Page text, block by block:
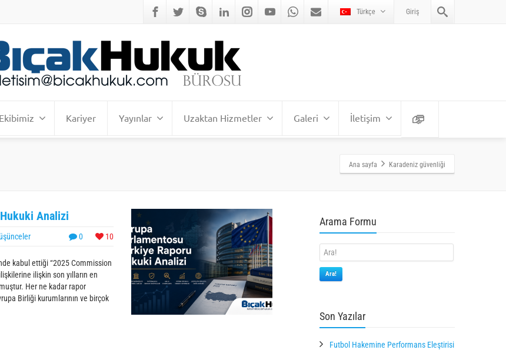
Türkçe Giriş
Ekibimiz Kariyer Yayınlar Uzaktan Hizmetler Galeri İletişim
Ana sayfa Karadeniz güvenliği
Analizi
0 10
kabul ettiği “2025 Commission
ilişkin son yılların en
Her ne kadar rapor
Birliği kurumlarının ve birçok
Arama Formu
Ara!
Son Yazılar
Futbol Hakemine Performans Eleştirisi